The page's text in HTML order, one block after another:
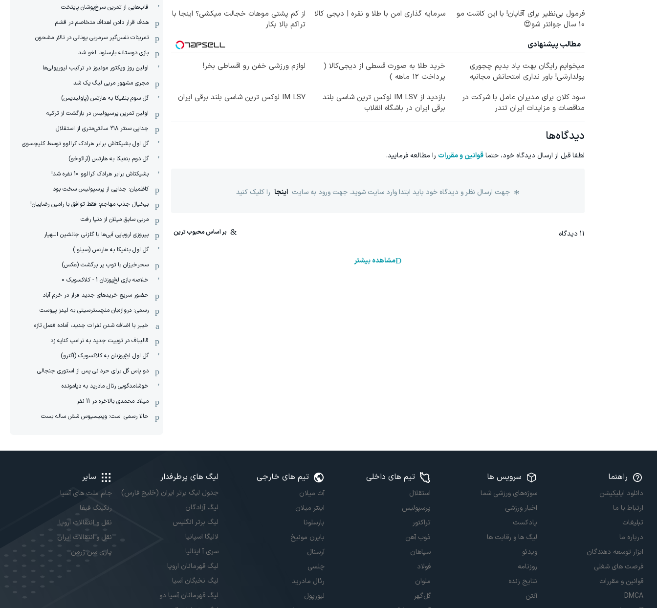
فرمول بی‌نظیر برای آقایان! با این کاشت مو
10 سال جوانتر شو😍
سرمایه گذاری امن با طلا و نقره | دیجی کالا
از کم پشتی موهات خجالت میکشی؟ اینجا با
تراکم بالا بکار
مطالب پیشنهادی
میخوایم رایگان بهت یاد بدیم چجوری
پولدارشی! باور نداری امتحانش مجانیه
خرید طلا به صورت قسطی از دیجی‌کالا (
پرداخت 12 ماهه )
لوازم ورزشی خفن رو اقساطی بخر!
سود کلان برای مدیران عامل با شرکت در
مناقصات و مزایدات ایران تندر
بازدید از IM LS7 لوکس ترین شاسی بلند
برقی ایران در باشگاه انقلاب
IM LS7 لوکس ترین شاسی بلند برقی ایران
دیدگاه‌ها
لطفا قبل از ارسال دیدگاه خود، حتماقوانین و مقررات را مطالعه فرمایید.
جهت ارسال نظر و دیدگاه خود باید ابتدا وارد سایت شوید. جهت ورود به سایت اینجا را کلیک کنید
11 دیدگاه
مشاهده بیشتر
قاب‌هایی از تمرین سرخ‌پوشان پایتخت
هدف قرار دادن اهداف متخاصم در قشم
‏تمرینات نفس‌گیر سرمربی یونانی در تالار مشحون
بازی دوستانه بارسلونا لغو شد
اولین روز ویکتور مونیوز در ترکیب لیورپولی‌ها
مجری مشهور مربی لیگ یک شد
گل سوم بنفیکا به هارتس (پاولیدیس)
اولین تمرین پرسپولیس در بازگشت از ترکیه
جدایی سنتر ۲۱۸ سانتی‌متری از استقلال
گل اول بشیکتاش برابر هرادک کرالوو توسط کلیچسوی
گل دوم بنفیکا به هارتس (آرائوخو)
بشیکتاش برابر هرادک کرالوو 10 نفره شد!
کاظمیان: جدایی از پرسپولیس سخت بود
بیخیال جذب مهاجم: فقط توافق با رامین رضاییان!
مربی سابق میلان از دنیا رفت
پیروزی اروپایی آبی‌ها با گلزنی جانشین اللهیار
گل اول بنفیکا به هارتس (سیلوا)
سحرخیزان با توپ پر برگشت (عکس)
خلاصه بازی لخ‌پوزنان 1 - کلاکسویک 0
حضور سریع خریدهای جدید فراز در خرم آباد
رسمی: دروازه‌بان منچسترسیتی به لیدز پیوست
خیبر با اضافه شدن نفرات جدید، آماده فصل تازه
قالیباف در توییت جدید به ترامپ کنایه زد
گل اول لخ‌پوزنان به کلاکسویک (آگنرو)
دو پاس گل برای حردانی پس از استوری جنجالی
خوشامدگویی رئال مادرید به دیامونده
میلاد محمدی بالاخره در 11 نفر
حالا رسمی است: وینیسیوس شش ساله بست
راهنما
دانلود اپلیکیشن
ارتباط با ما
تبلیغات
درباره ما
ابزار توسعه دهندگان
فرصت های شغلی
قوانین و مقررات
DMCA
سرویس ها
سوژه‌های ورزشی شما
اخبار ورزشی
پادکست
لیگ ها و رقابت ها
ویدئو
روزنامه
نتایج زنده
آنتن
تیم های داخلی
استقلال
پرسپولیس
تراکتور
ذوب آهن
سپاهان
فولاد
ملوان
گل‌گهر
تیم های خارجی
آث میلان
اینتر میلان
بارسلونا
بایرن مونیخ
آرسنال
چلسی
رئال مادرید
لیورپول
لیگ های پرطرفدار
جدول لیگ برتر ایران (خلیج فارس)
لیگ آزادگان
لیگ برتر انگلیس
لالیگا اسپانیا
سری آ ایتالیا
لیگ قهرمانان اروپا
لیگ نخبگان آسیا
لیگ قهرمانان آسیا دو
سایر
جام ملت های آسیا
رنکینگ فیفا
نقل و انتقالات اروپا
نقل و انتقالات ایران
پاری سن ژرمن